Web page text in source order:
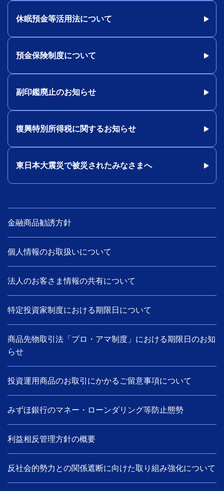
休眠預金等活用法について
預金保険制度について
副印鑑廃止のお知らせ
復興特別所得税に関するお知らせ
東日本大震災で被災されたみなさまへ
金融商品勧誘方針
個人情報のお取扱いについて
法人のお客さま情報の共有について
特定投資家制度における期限日について
商品先物取引法「プロ・アマ制度」における期限日のお知
らせ
投資運用商品のお取引にかかるご留意事項について
みずほ銀行のマネー・ローンダリング等防止態勢
利益相反管理方針の概要
反社会的勢力との関係遮断に向けた取り組み強化について